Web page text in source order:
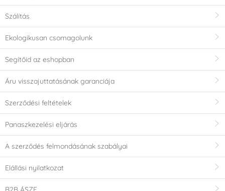
Szálítás
Ekologikusan csomagolunk
Segítőid az eshopban
Áru visszajuttatásának garanciája
Szerződési feltételek
Panaszkezelési eljárás
A szerződés felmondásának szabályai
Elállási nyilatkozat